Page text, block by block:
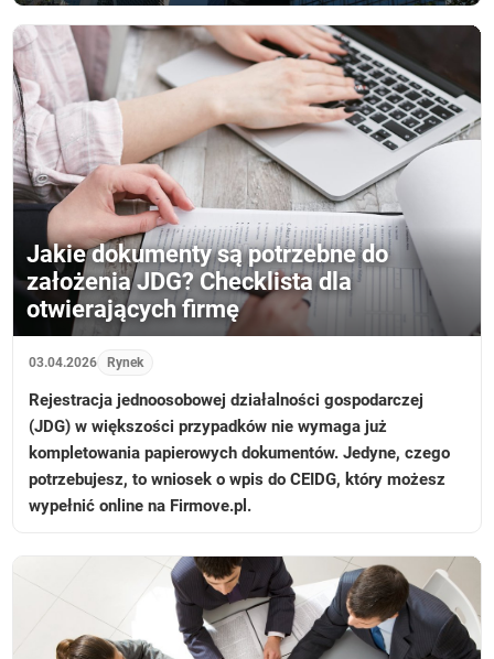
Jakie dokumenty są potrzebne do
założenia JDG? Checklista dla
otwierających firmę
03.04.2026 Rynek
Rejestracja jednoosobowej działalności gospodarczej
(JDG) w większości przypadków nie wymaga już
kompletowania papierowych dokumentów. Jedyne, czego
potrzebujesz, to wniosek o wpis do CEIDG, który możesz
wypełnić online na Firmove.pl.